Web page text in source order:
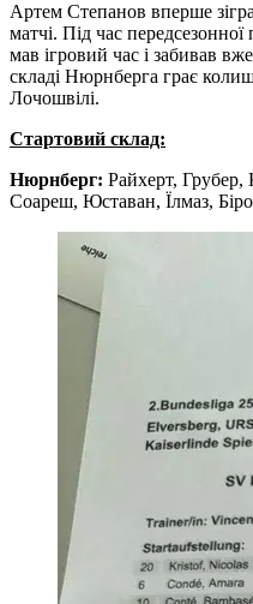
Артем Степанов вперше
матчі. Під час
мав ігровий час і забивав
складі Нюрнберга грає
Лочошвілі.
Стартовий склад:
Нюрнберг: Райхерт,
Соареш, Юставан, Їлмаз,